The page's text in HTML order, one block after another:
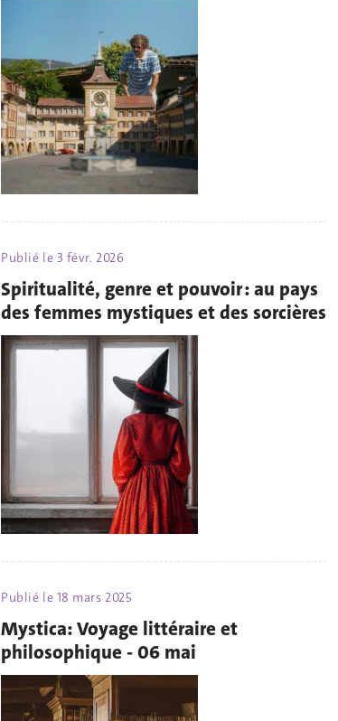
Publié le 3 févr. 2026
Spiritualité, genre et pouvoir : au pays
des femmes mystiques et des sorcières
Publié le 18 mars 2025
Mystica: Voyage littéraire et
philosophique - 06 mai